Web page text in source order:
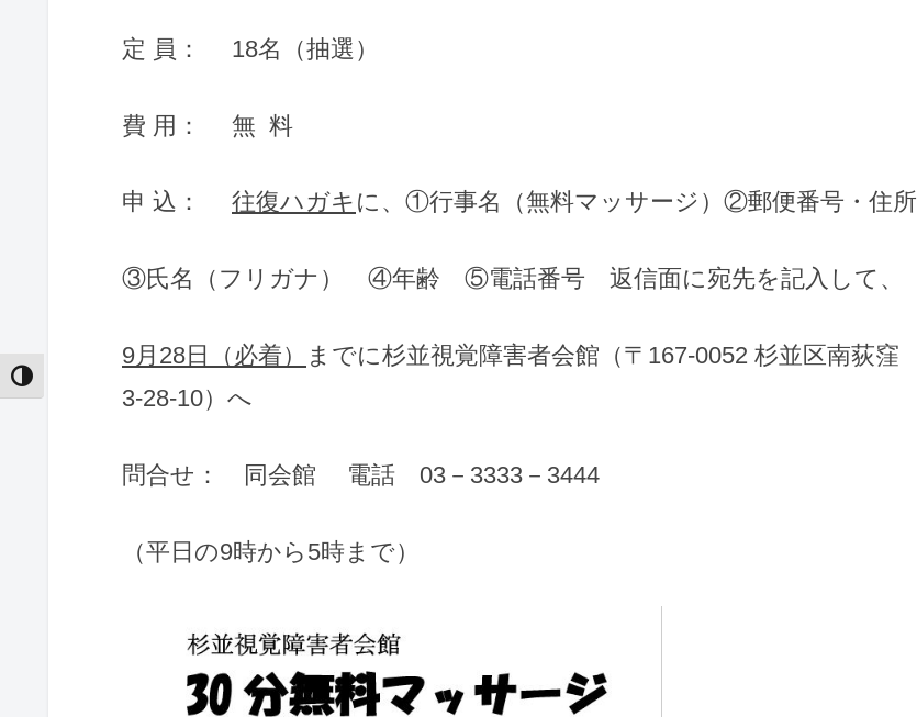
Toggle High Contrast
定 員： 18名（抽選）
費 用： 無 料
申 込： 往復ハガキ に、①行事名（無料マッサージ）②郵便番号・住所
③氏名（フリガナ） ④年齢 ⑤電話番号 返信面に宛先を記入して、
9月 28日（必着）
までに杉並視覚障害者会館（〒167-0052 杉並区南荻窪
3-28-10）へ
問合せ： 同会館 電話 03－3333－3444
（平日の9時から5時まで）